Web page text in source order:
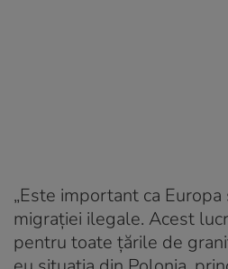
„Este important ca
migrației ilegale. Acest
pentru toate țările de